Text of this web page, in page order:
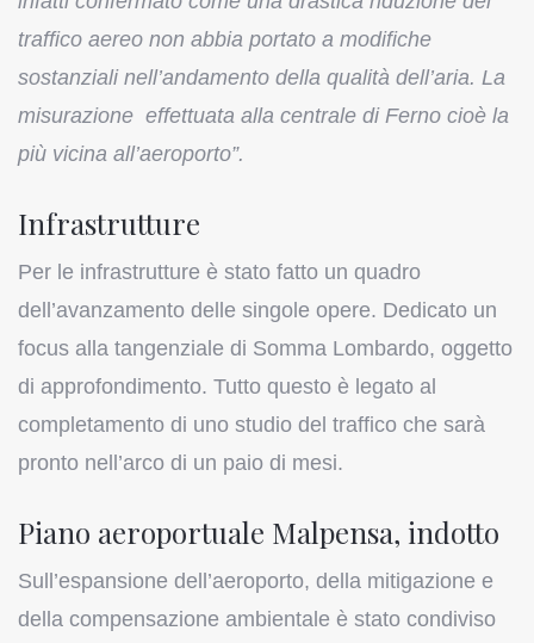
traffico aereo non abbia portato a modifiche
sostanziali nell’andamento della qualità dell’aria. La
misurazione effettuata alla centrale di Ferno cioè la
più vicina all’aeroporto”.
Infrastrutture
Per le infrastrutture è stato fatto un quadro
dell’avanzamento delle singole opere. Dedicato un
focus alla tangenziale di Somma Lombardo, oggetto
di approfondimento. Tutto questo è legato al
completamento di uno studio del traffico che sarà
pronto nell’arco di un paio di mesi.
Piano aeroportuale Malpensa, indotto
Sull’espansione dell’aeroporto, della mitigazione e
della compensazione ambientale è stato condiviso